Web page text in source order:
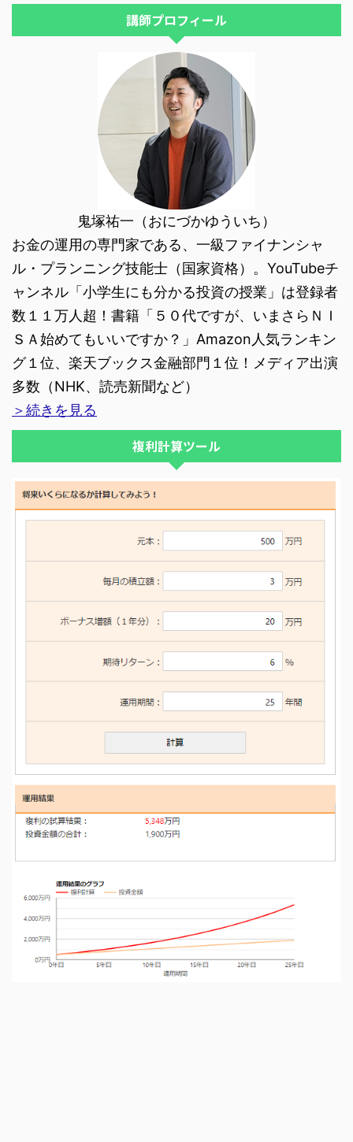
講師プロフィール
鬼塚祐一（おにづかゆういち）
お金の運用の専門家である、一級ファイナンシャ
ル・プランニング技能士（国家資格）。YouTubeチ
ャンネル「小学生にも分かる投資の授業」は登録者
数１１万人超！書籍「５０代ですが、いまさらＮＩ
ＳＡ始めてもいいですか？」Amazon人気ランキン
グ１位、楽天ブックス金融部門１位！メディア出演
多数（NHK、読売新聞など）
＞続きを見る
複利計算ツール